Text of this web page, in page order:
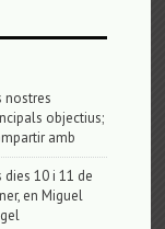
nostres
objectius;
amb
dies 10 i 11 de
en Miguel